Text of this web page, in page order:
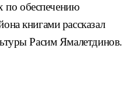
по обеспечению
книгами рассказал
Расим Ямалетдинов.